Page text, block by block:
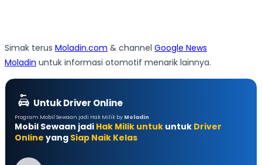
Simak terus Moladin.com & channel Google News
Moladin untuk informasi otomotif menarik lainnya.
Untuk Driver Online
Program Mobil Sewaan jadi Hak Milik by Moladin
Mobil Sewaan jadi Hak Milik untuk untuk Driver
Online yang Siap Naik Kelas